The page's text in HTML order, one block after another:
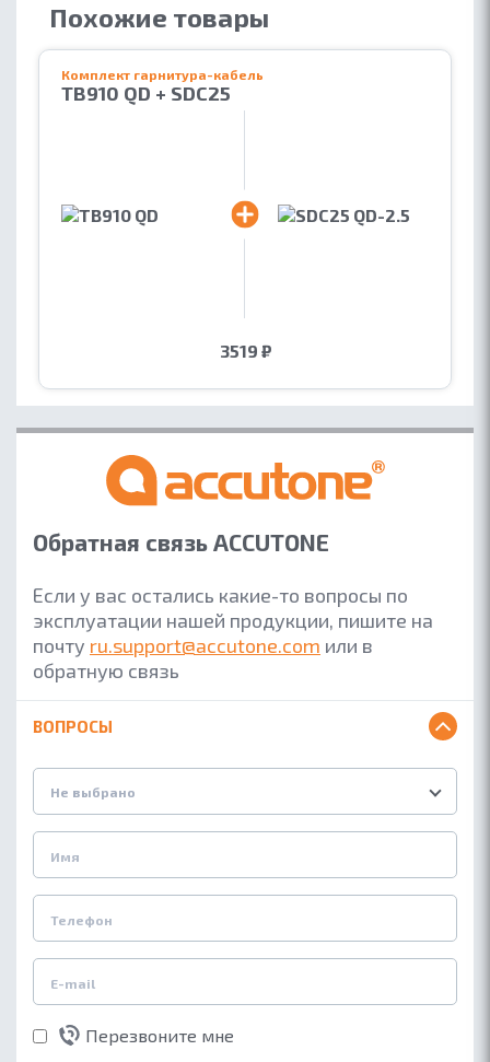
Похожие товары
Комплект гарнитура-кабель
TB910 QD + SDC25
3519 ₽
Обратная связь ACCUTONE
Если у вас остались какие-то вопросы по
эксплуатации нашей продукции, пишите на
почту ru.support@accutone.com или в
обратную связь
ВОПРОСЫ
Не выбрано
Перезвоните мне